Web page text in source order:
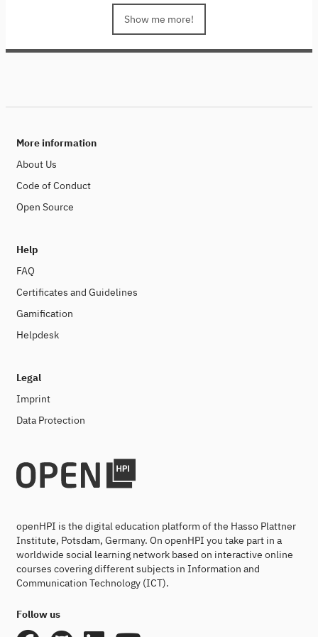
low-bit quantization and collaborative inference, we
delve into techniques that enhance computational
efficiency and reduce energy consumption. We will also
focus on low-bit quantization specifically for large
boundaries of innovation.This course is part of the
SAP and the Hasso Plattner Institute.
Show me more!
More information
About Us
Code of Conduct
Open Source
Help
FAQ
Certificates and Guidelines
Gamification
Helpdesk
Legal
Imprint
Data Protection
openHPI is the digital education platform of the Hasso Plattner
Institute, Potsdam, Germany. On openHPI you take part in a
worldwide social learning network based on interactive online
courses covering different subjects in Information and
Communication Technology (ICT).
Follow us